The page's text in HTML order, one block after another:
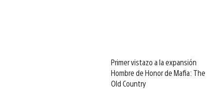
Primer vistazo a la expansión
Hombre de Honor de Mafia: The
Old Country